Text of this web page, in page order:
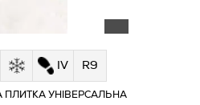
IV R9
ПЛИТКА УНІВЕРСАЛЬНА